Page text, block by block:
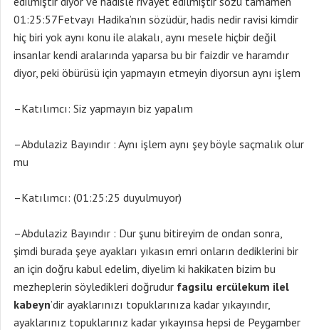
01:25:57Fetvayı Hadika’nın sözüdür, hadis nedir ravisi kimdir
hiç biri yok aynı konu ile alakalı, aynı mesele hiçbir değil
insanlar kendi aralarında yaparsa bu bir faizdir ve haramdır
diyor, peki öbürüsü için yapmayın etmeyin diyorsun aynı işlem
–Katılımcı: Siz yapmayın biz yapalım
–Abdulaziz Bayındır : Aynı işlem aynı şey böyle saçmalık olur
mu
–Katılımcı: (01:25:25 duyulmuyor)
–Abdulaziz Bayındır : Dur şunu bitireyim de ondan sonra,
şimdi burada şeye ayakları yıkasın emri onların dediklerini bir
an için doğru kabul edelim, diyelim ki hakikaten bizim bu
mezheplerin söyledikleri doğrudur fagsilu ercülekum ilel
kabeyn’dir ayaklarınızı topuklarınıza kadar yıkayındır,
ayaklarınız topuklarınız kadar yıkayınsa hepsi de Peygamber